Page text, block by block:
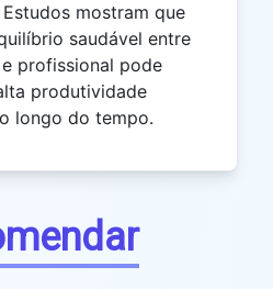
Estudos mostram que
saudável entre
profissional pode
produtividade
longo do tempo.